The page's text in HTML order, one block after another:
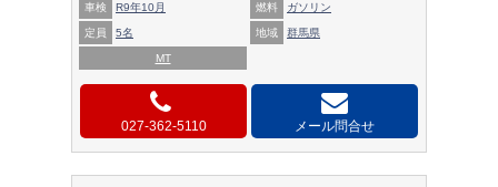
車検 R9年10月 燃料 ガソリン
定員 5名 地域 群馬県
MT
027-362-5110 メール問合せ